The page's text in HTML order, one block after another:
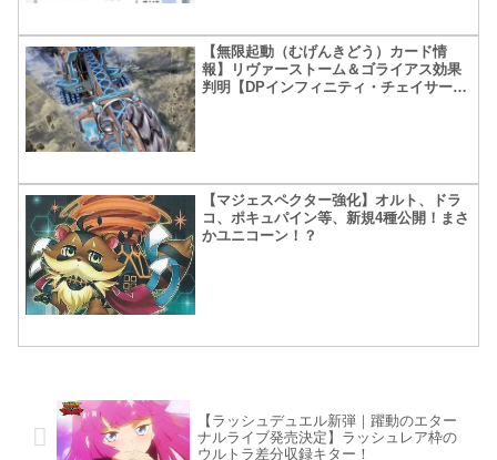
【無限起動（むげんきどう）カード情
報】リヴァーストーム＆ゴライアス効果
判明【DPインフィニティ・チェイサー
【マジェスペクター強化】オルト、ドラ
コ、ポキュパイン等、新規4種公開！まさ
かユニコーン！？
【ラッシュデュエル新弾｜躍動のエター
ナルライブ発売決定】ラッシュレア枠の
ウルトラ差分収録キター！